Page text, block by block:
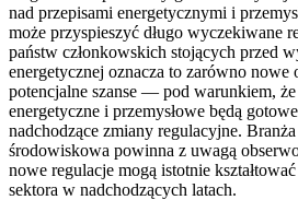
nad przepisami energetycznymi i
może przyspieszyć długo wyczekiwane
państw członkowskich stojących przed
energetycznej oznacza to zarówno
potencjalne szanse — pod warunkiem,
energetyczne i przemysłowe będą
nadchodzące zmiany regulacyjne.
środowiskowa powinna z uwagą
nowe regulacje mogą istotnie
sektora w nadchodzących latach.